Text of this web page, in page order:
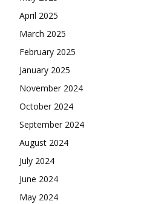
April 2025
March 2025
February 2025
January 2025
November 2024
October 2024
September 2024
August 2024
July 2024
June 2024
May 2024